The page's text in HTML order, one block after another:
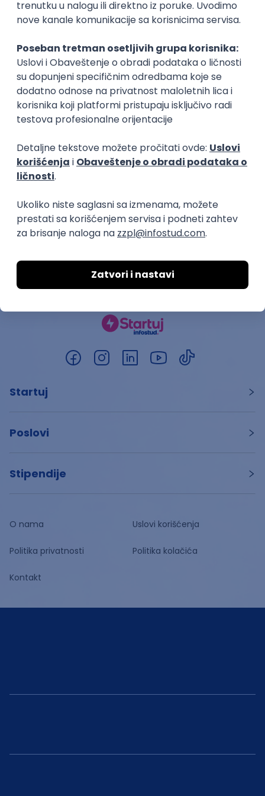
Zanimanja posle studija
Toksikolog
farmacija
Farmaceutski
farmacija
Startuj
Poslovi
Stipendije
O nama Uslovi korišćenja
Politika privatnosti Politika kolačića
Kontakt